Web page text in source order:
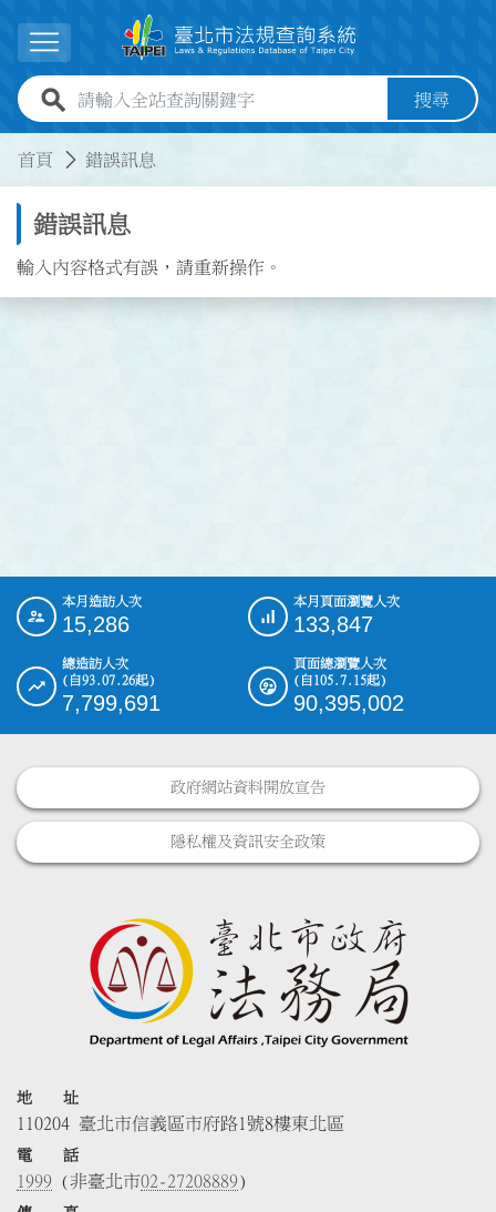
展開選單
全站查詢關鍵字欄位 搜尋
首頁 錯誤訊息
錯誤訊息
輸入內容格式有誤，請重新操作。
::: 本月造訪人次
15,286
本月頁面瀏覽人次
133,847
總造訪人次
(自93.07.26起)
7,799,691
頁面總瀏覽人次
(自105.7.15起)
90,395,002
政府網站資料開放宣告
隱私權及資訊安全政策
地 址
110204 臺北市信義區市府路1號8樓東北區
電 話
1999 (非臺北市02-27208889)